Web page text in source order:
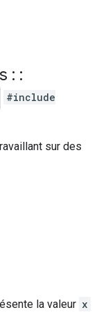
: :
#include
sur des
la valeur x